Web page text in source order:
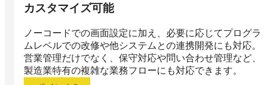
カスタマイズ可能
ノーコードでの画面設定に加え、必要に応じてプログラ
ムレベルでの改修や他システムとの連携開発にも対応。
営業管理だけでなく、保守対応や問い合わせ管理など、
製造業特有の複雑な業務フローにも対応できます。